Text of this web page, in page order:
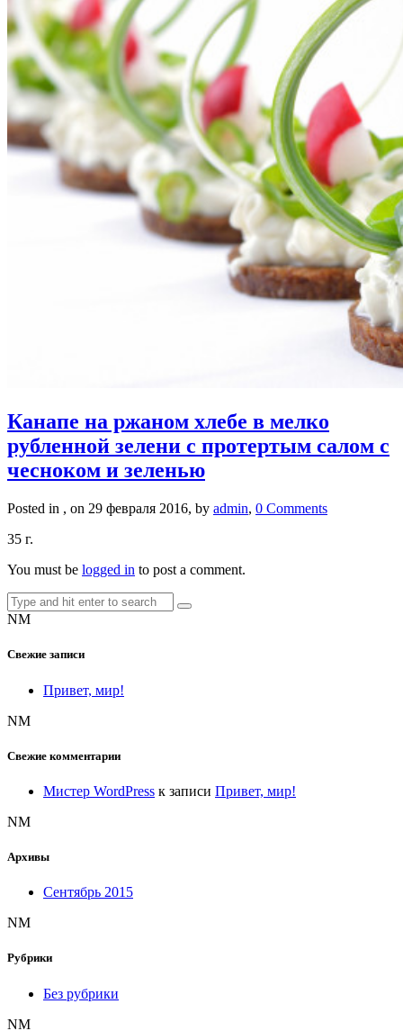
Канапе на ржаном хлебе в мелко
рубленной зелени с протертым салом с
чесноком и зеленью
Posted in , on 29 февраля 2016, by admin, 0 Comments
35 г.
You must be logged in to post a comment.
NM
Свежие записи
Привет, мир!
NM
Свежие комментарии
Мистер WordPress к записи Привет, мир!
NM
Архивы
Сентябрь 2015
NM
Рубрики
Без рубрики
NM